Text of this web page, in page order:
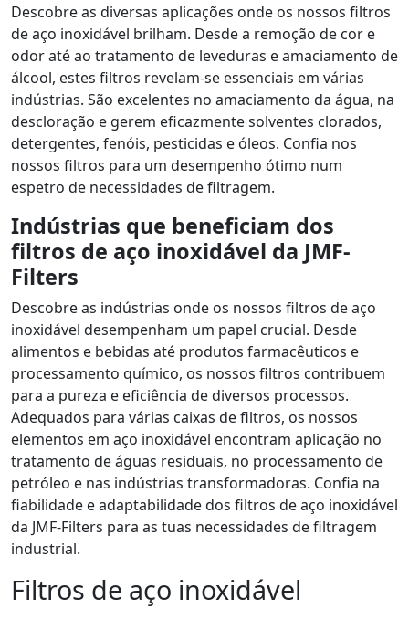
Descobre as diversas aplicações onde os nossos filtros
de aço inoxidável brilham. Desde a remoção de cor e
odor até ao tratamento de leveduras e amaciamento de
álcool, estes filtros revelam-se essenciais em várias
indústrias. São excelentes no amaciamento da água, na
descloração e gerem eficazmente solventes clorados,
detergentes, fenóis, pesticidas e óleos. Confia nos
nossos filtros para um desempenho ótimo num
espetro de necessidades de filtragem.
Indústrias que beneficiam dos
filtros de aço inoxidável da JMF-
Filters
Descobre as indústrias onde os nossos filtros de aço
inoxidável desempenham um papel crucial. Desde
alimentos e bebidas até produtos farmacêuticos e
processamento químico, os nossos filtros contribuem
para a pureza e eficiência de diversos processos.
Adequados para várias caixas de filtros, os nossos
elementos em aço inoxidável encontram aplicação no
tratamento de águas residuais, no processamento de
petróleo e nas indústrias transformadoras. Confia na
fiabilidade e adaptabilidade dos filtros de aço inoxidável
da JMF-Filters para as tuas necessidades de filtragem
industrial.
Filtros de aço inoxidável